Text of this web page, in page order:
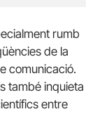
rumb
de la
comunicació.
també inquieta
entre